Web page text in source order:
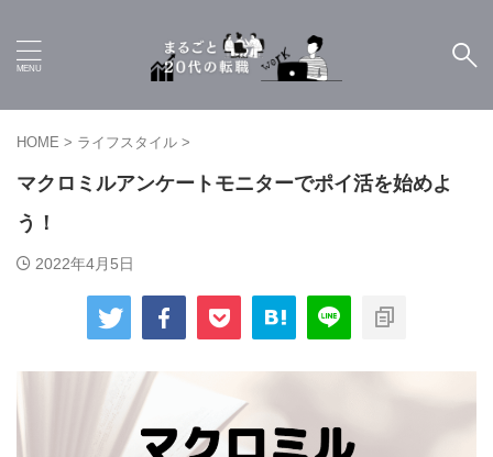
HOME > ライフスタイル >
マクロミルアンケートモニターでポイ活を始めよ
う！
2022年4月5日